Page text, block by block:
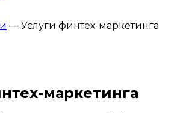
— Услуги финтех-маркетинга
маркетинга